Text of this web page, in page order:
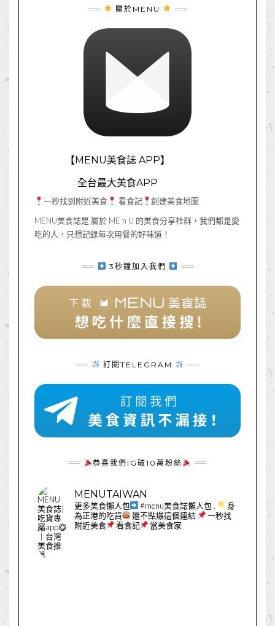
關於MENU
【MENU美食誌 APP】
全台最大美食APP
一秒找到附近美食 看食記
創建美食地圖
MENU美食誌是 屬於 ME n U 的美食分享社群，我們都是愛
吃的人，只想記錄每次用餐的好味道！
3秒鐘加入我們
訂閱TELEGRAM
恭喜我們IG破10萬粉絲
MENUTAIWAN
更多美食懶人包 #menu美食誌懶人包 .
身
為正港的吃貨
還不點爆這個連結
一秒找
附近美食
看食記 當美食家